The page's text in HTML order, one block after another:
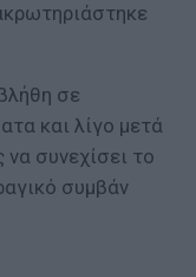
σε
και λίγο μετά
συνεχίσει το
συμβάν